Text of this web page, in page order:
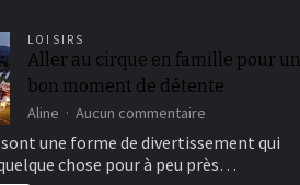
LOISIRS
Aller au cirque en famille pour un
bon moment de détente
Aline Aucun commentaire
au
cirque
sont une forme de divertissement qui
chose pour à peu près…